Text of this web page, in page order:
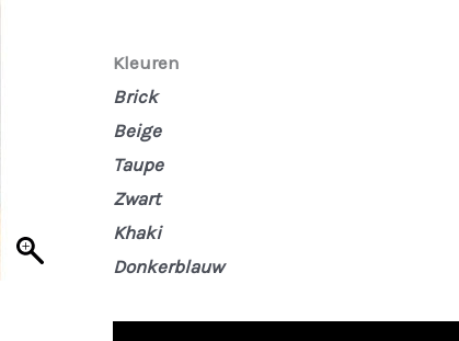
Kleuren
Brick
Beige
Taupe
Zwart
Khaki
Donkerblauw